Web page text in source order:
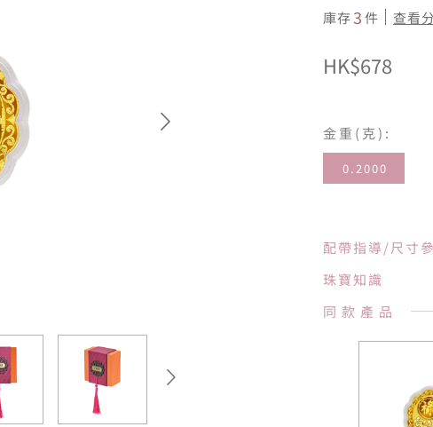
庫存3件 查看
HK$678
金重(克):
0.2000
配帶指導/尺寸
珠寶知識
同款產品